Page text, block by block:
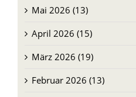
Mai 2026 (13)
April 2026 (15)
März 2026 (19)
Februar 2026 (13)